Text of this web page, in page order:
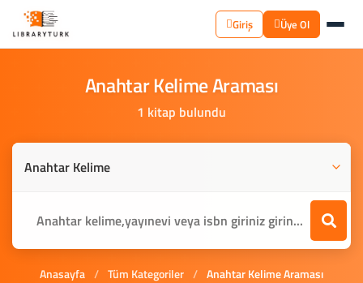
Giriş Üye Ol
AnahtarKelimeAraması
1 kitap bulundu
Anasayfa / Tüm Kategoriler / Anahtar Kelime Araması